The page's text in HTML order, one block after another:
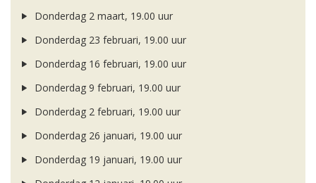
Donderdag 2 maart, 19.00 uur
Donderdag 23 februari, 19.00 uur
Donderdag 16 februari, 19.00 uur
Donderdag 9 februari, 19.00 uur
Donderdag 2 februari, 19.00 uur
Donderdag 26 januari, 19.00 uur
Donderdag 19 januari, 19.00 uur